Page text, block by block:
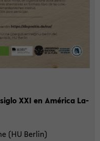
XXI en América La­
(HU Ber­lin)